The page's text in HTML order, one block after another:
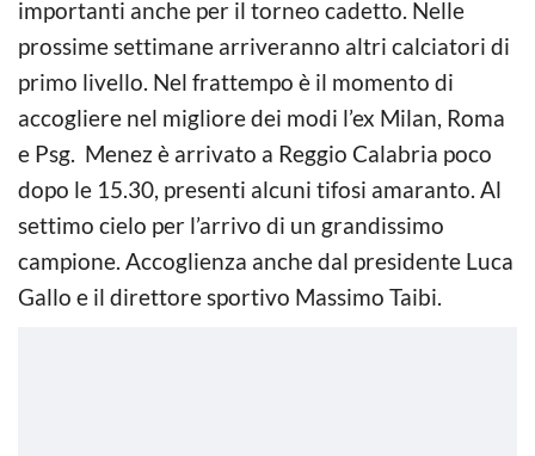
importanti anche per il torneo cadetto. Nelle
prossime settimane arriveranno altri calciatori di
primo livello. Nel frattempo è il momento di
accogliere nel migliore dei modi l’ex Milan, Roma
e Psg. Menez è arrivato a Reggio Calabria poco
dopo le 15.30, presenti alcuni tifosi amaranto. Al
settimo cielo per l’arrivo di un grandissimo
campione. Accoglienza anche dal presidente Luca
Gallo e il direttore sportivo Massimo Taibi.